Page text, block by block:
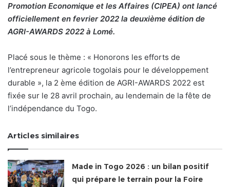
Promotion Economique et les Affaires (CIPEA) ont lancé
officiellement en fevrier 2022 la deuxième édition de
AGRI-AWARDS 2022 à Lomé.
Placé sous le thème : « Honorons les efforts de
l’entrepreneur agricole togolais pour le développement
durable », la 2 ème édition de AGRI-AWARDS 2022 est
fixée sur le 28 avril prochain, au lendemain de la fête de
l’indépendance du Togo.
Articles similaires
Made in Togo 2026 : un bilan positif
qui prépare le terrain pour la Foire